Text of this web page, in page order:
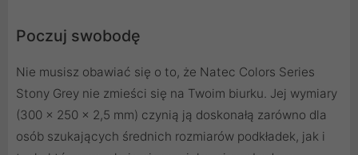
Poczuj swobodę
Nie musisz obawiać się o to, że Natec Colors Series
Stony Grey nie zmieści się na Twoim biurku. Jej wymiary
(300 x 250 x 2,5 mm) czynią ją doskonałą zarówno dla
osób szukających średnich rozmiarów podkładek, jak i